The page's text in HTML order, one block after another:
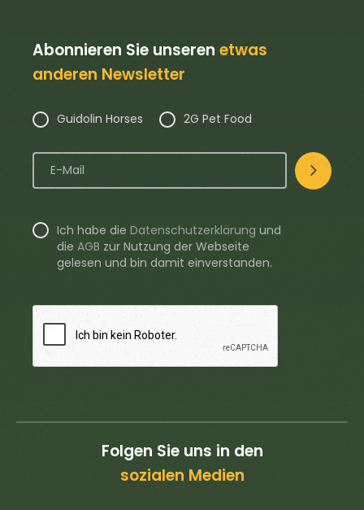
Abonnieren Sie unserenetwas
anderen Newsletter
Guidolin Horses 2G Pet Food
Ich habe dieDatenschutzerklärung und
dieAGB zur Nutzung der Webseite
gelesen und bin damit einverstanden.
Folgen Sie uns in den
sozialen Medien